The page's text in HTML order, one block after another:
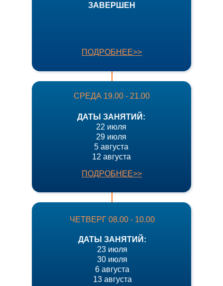
ДАТЫ ЗАНЯТИЙ:
22 июля
29 июля
5 августа
12 августа
СРЕДА 19.00 - 21.00
ПОДРОБНЕЕ>>
ЗАВЕРШЕН
ПОДРОБНЕЕ>>
ДАТЫ ЗАНЯТИЙ:
23 июля
30 июля
6 августа
13 августа
ЧЕТВЕРГ 08.00 - 10.00